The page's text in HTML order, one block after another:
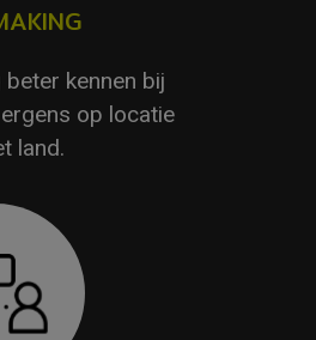
kennen bij
op locatie
land.